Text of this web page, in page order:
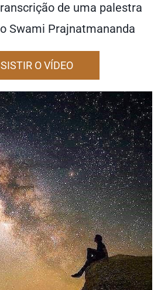
de uma palestra
Swami Prajnatmananda
O VÍDEO